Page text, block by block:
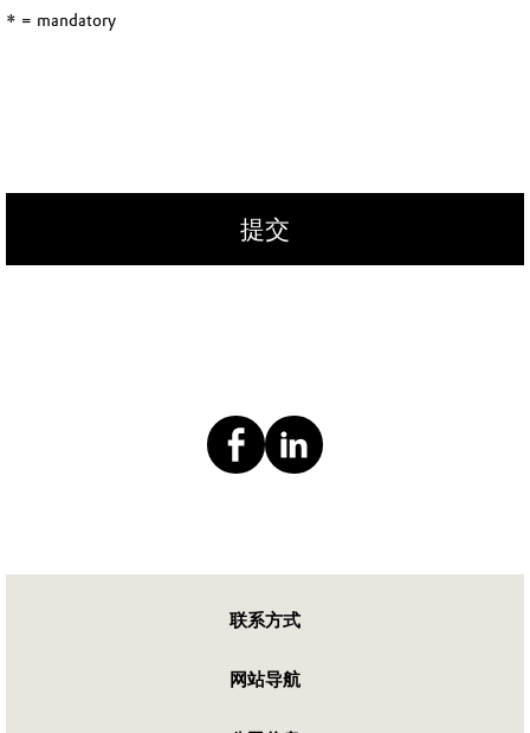
* = mandatory
提交
联系方式
网站导航